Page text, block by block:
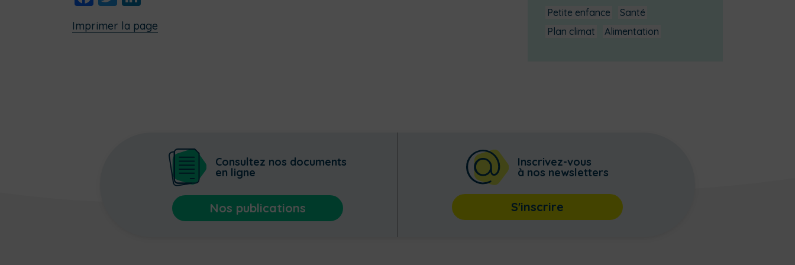
Imprimer la page
Petite enfance
Santé
Plan climat
Alimentation
Consultez nos documents
en ligne
Nos publications
Inscrivez-vous
à nos newsletters
S'inscrire